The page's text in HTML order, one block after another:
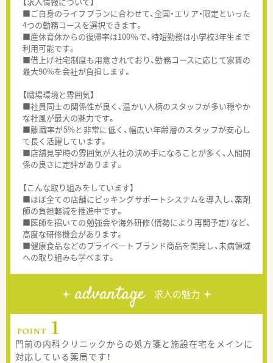
■ご自身のライフプランに合わせて、全国・エリア・限定といった
4つの勤務コースを選択できます。
■産休育休からの復帰率は100％で、時短勤務は小学校3年生まで
利用可能です。
■借上げ社宅制度も用意されており、勤務コースに応じて家賃の
最大90%を会社が負担します。
【職場環境と雰囲気】
■社員同士の関係性が良く、温かい人柄のスタッフが多い穏やか
な社風が最大の魅力です。
■離職率が5%と非常に低く、幅広い年齢層のスタッフが安心し
て長く活躍しています。
■店舗見学時の雰囲気が入社の決め手になることが多く、人間関
係の良さに定評があります。
【こんな取り組みをしています】
■ほぼ全ての店舗にピッキングサポートシステムを導入し、薬剤
師の負担軽減を推進中です。
■医師を招いての勉強会や海外研修（情勢により再開予定）など、
高度な研修機会があります。
■健康食品などのプライベートブランド商品を開発し、未病領域
への取り組みも学べます。
advantage 求人の魅力
門前の内科クリニックからの処方箋と施設在宅をメインに
対応している薬局です！